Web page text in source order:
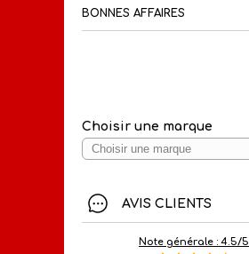
BONNES AFFAIRES
Choisir une marque
AVIS CLIENTS
Note générale : 4.5/5